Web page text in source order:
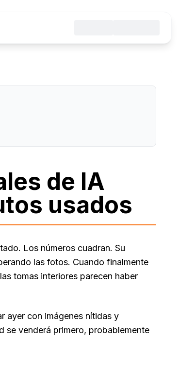
de IA
usados
Los números cuadran. Su
las fotos. Cuando finalmente
tomas interiores parecen haber
ayer con imágenes nítidas y
se venderá primero, probablemente